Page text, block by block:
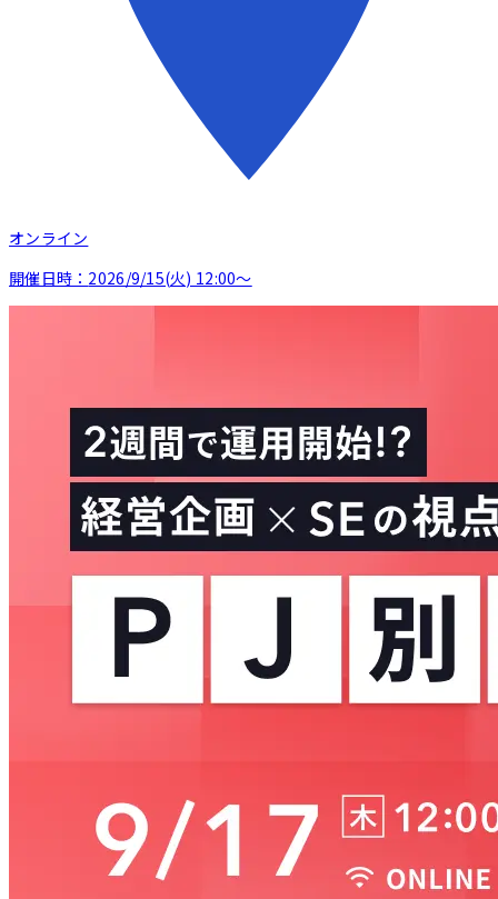
オンライン
開催日時： 2026/9/15(火) 12:00〜